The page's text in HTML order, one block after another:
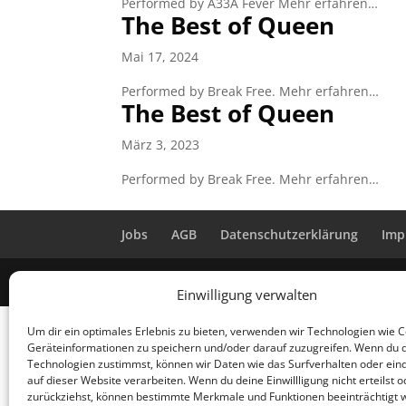
Einwilligung verwalten
Um dir ein optimales Erlebnis zu bieten, verwenden wir Technologien wie
Geräteinformationen zu speichern und/oder darauf zuzugreifen. Wenn du
Technologien zustimmst, können wir Daten wie das Surfverhalten oder
auf dieser Website verarbeiten. Wenn du deine Einwillligung nicht erteilst
zurückziehst, können bestimmte Merkmale und Funktionen beeinträchtigt
The Best of Queen
Mai 17, 2024
Performed by Break Free. Mehr erfahren…
The Best of Queen
März 3, 2023
Performed by Break Free. Mehr erfahren…
Jobs AGB Datenschutzerklärung